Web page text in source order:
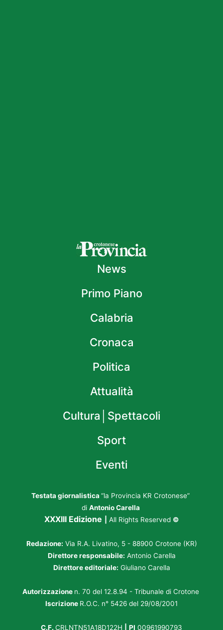
News
Primo Piano
Calabria
Cronaca
Politica
Attualità
Cultura│Spettacoli
Sport
Eventi
Testata giornalistica “la Provincia KR Crotonese”
di Antonio Carella
XXXIII Edizione All Rights Reserved ©
Redazione: Via R.A. Livatino, 5 - 88900 Crotone (KR)
Direttore responsabile: Antonio Carella
Direttore editoriale: Giuliano Carella
Autorizzazione n. 70 del 12.8.94 - Tribunale di Crotone
Iscrizione R.O.C. n° 5426 del 29/08/2001
C.F. CRLNTN51A18D122H PI 00961990793